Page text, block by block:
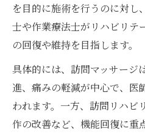
を目的に施術を行うのに対し
士や作業療法士がリハビリテ
の回復や維持を目指します。
具体的には、訪問マッサージ
進、痛みの軽減が中心で、医
われます。一方、訪問リハビ
作の改善など、機能回復に重